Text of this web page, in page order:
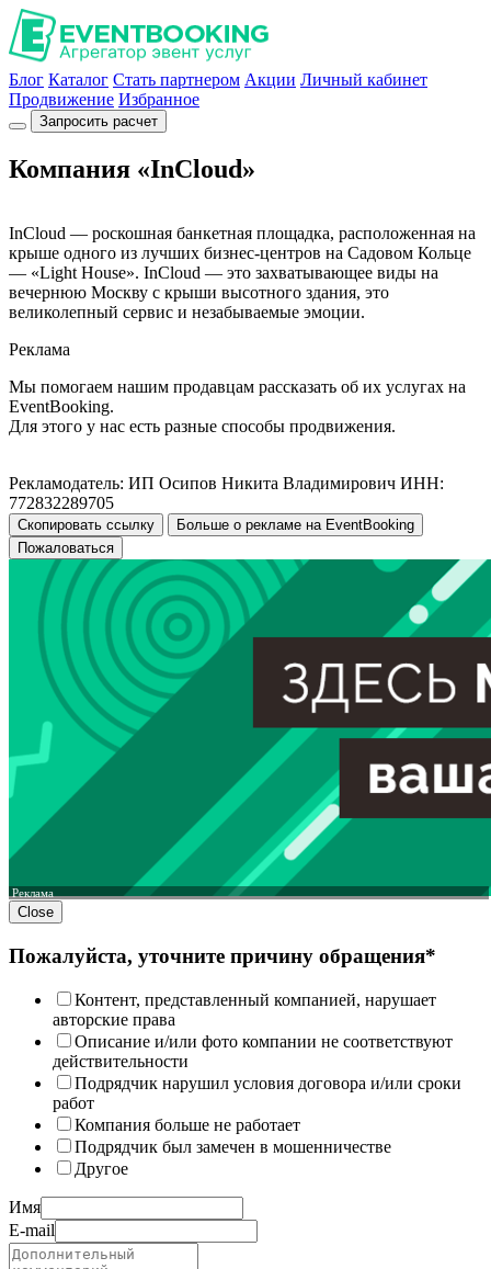
Блог Каталог Стать партнером Акции Личный кабинет
Продвижение Избранное
Запросить расчет
Компания «InCloud»
InCloud — роскошная банкетная площадка, расположенная на
крыше одного из лучших бизнес-центров на Садовом Кольце
— «Light House». InCloud — это захватывающее виды на
вечернюю Москву с крыши высотного здания, это
великолепный сервис и незабываемые эмоции.
Реклама
Мы помогаем нашим продавцам рассказать об их услугах на
EventBooking.
Для этого у нас есть разные способы продвижения.
Рекламодатель: ИП Осипов Никита Владимирович ИНН:
772832289705
Скопировать ссылку
Больше о рекламе на EventBooking
Пожаловаться
Реклама
Close
Пожалуйста, уточните причину обращения*
Контент, представленный компанией, нарушает
авторские права
Описание и/или фото компании не соответствуют
действительности
Подрядчик нарушил условия договора и/или сроки
работ
Компания больше не работает
Подрядчик был замечен в мошенничестве
Другое
Имя
E-mail